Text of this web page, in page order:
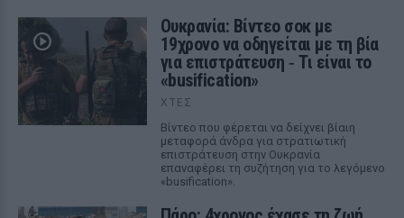
Ουκρανία: Βίντεο σοκ με
19χρονο να οδηγείται με τη βία
για επιστράτευση ‑ Τι είναι το
«busification»
ΧΤΕΣ
Βίντεο που φέρεται να δείχνει βίαιη
μεταφορά άνδρα για στρατιωτική
επιστράτευση στην Ουκρανία
επαναφέρει τη συζήτηση για το λεγόμενο
«busification».